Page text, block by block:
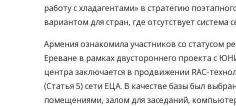
работу с хладагентами» в стратегию
вариантом для стран, где отсутствует система
Армения ознакомила участников со статусом
Ереване в рамках двустороннего проекта с
центра заключается в продвижении RAC-
(Статья 5) сети ЕЦА. В качестве базы был
помещениями, залом для заседаний,